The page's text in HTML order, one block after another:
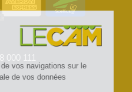
000 111